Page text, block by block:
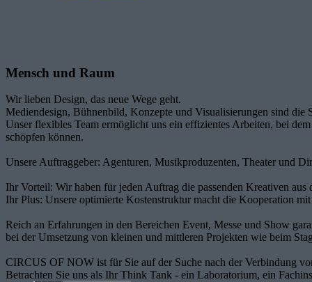
Mensch und Raum
Wir lieben Design, das neue Wege geht.
Mediendesign, Bühnenbild, Konzepte und Visualisierungen sind
Unser flexibles Team ermöglicht uns ein effizientes Arbeiten, bei
schöpfen können.
Unsere Auftraggeber: Agenturen, Musikproduzenten, Theater und
Ihr Vorteil: Wir haben für jeden Auftrag die passenden Kreativen aus
Ihr Plus: Unsere optimierte Kostenstruktur macht die Kooperation
Reich an Erfahrungen in den Bereichen Event, Messe und Show
bei der Umsetzung von kleinen und mittleren Projekten wie beim
CIRCUS OF NOW ist für Sie auf der Suche nach der Verbindung
Betrachten Sie uns als Ihr Think Tank - ein Laboratorium, ein